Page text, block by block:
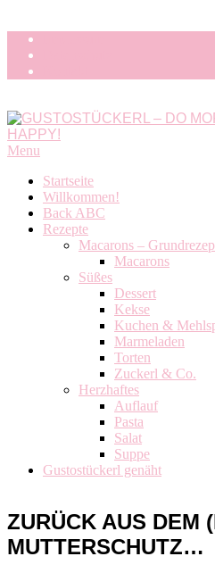
Skip
content
GUSTOSTÜCKERL
MORE
WHAT
Primary
Menu
Menu
Startseite
Willkommen!
Back ABC
Rezepte
Macarons –
Macarons
Süßes
Dessert
Kekse
Kuchen &
Marmeladen
Torten
Zuckerl & Co.
Herzhaftes
Auflauf
Pasta
Salat
Suppe
Gustostückerl genäht
ZURÜCK AUS DEM
MUTTERSCHUTZ…